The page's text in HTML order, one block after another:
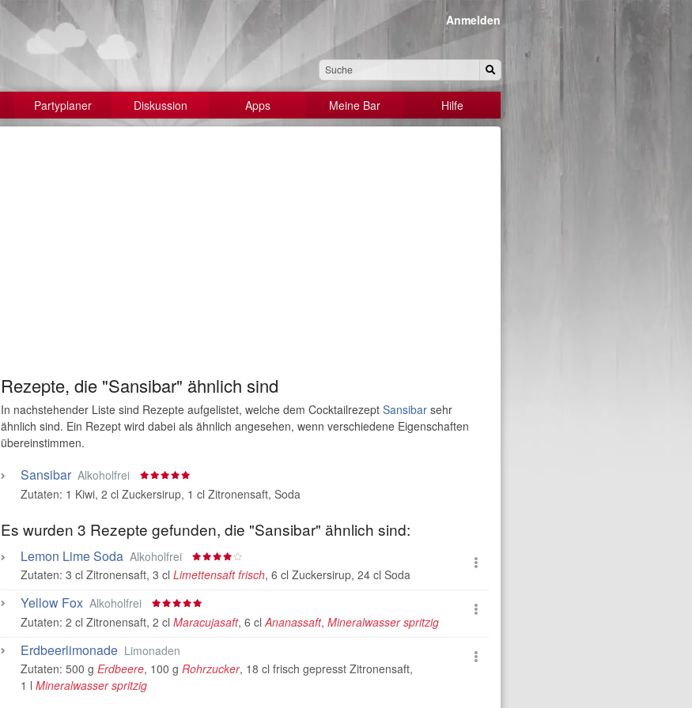
Anmelden
Partyplaner Diskussion Apps Meine Bar Hilfe
Rezepte, die "Sansibar" ähnlich sind
In nachstehender Liste sind Rezepte aufgelistet, welche dem Cocktailrezept Sansibarsehr
ähnlich sind. Ein Rezept wird dabei als ähnlich angesehen, wenn verschiedene Eigenschaften
übereinstimmen.
Sansibar Alkoholfrei
Zutaten: 1 Kiwi, 2 cl Zuckersirup, 1 cl Zitronensaft, Soda
Es wurden 3 Rezepte gefunden, die "Sansibar" ähnlich sind:
Lemon Lime Soda Alkoholfrei
Zutaten: 3 cl Zitronensaft, 3 cl Limettensaft frisch, 6 cl Zuckersirup, 24 cl Soda
Yellow Fox Alkoholfrei
Zutaten: 2 cl Zitronensaft, 2 cl Maracujasaft, 6 cl Ananassaft, Mineralwasser spritzig
Erdbeerlimonade Limonaden
Zutaten: 500 g Erdbeere, 100 g Rohrzucker, 18 cl frisch gepresst Zitronensaft,
1 l Mineralwasser spritzig